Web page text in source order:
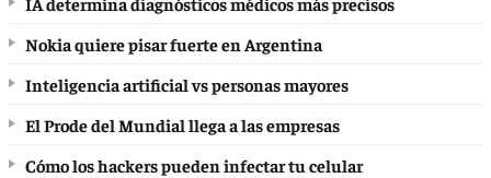
Nokia quiere pisar fuerte en Argentina
Inteligencia artificial vs personas mayores
El Prode del Mundial llega a las empresas
Cómo los hackers pueden infectar tu celular